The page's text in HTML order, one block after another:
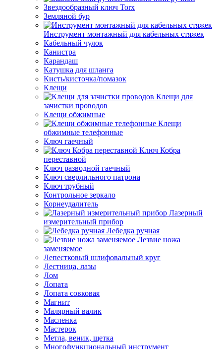
Звездообразный ключ Torx
Земляной бур
Инструмент монтажный для кабельных стяжек
Кабельный чулок
Канистра
Карандаш
Катушка для шланга
Кисть/кисточка/помазок
Клещи
Клещи для
зачистки проводов
Клещи обжимные
Клещи
обжимные телефонные
Ключ гаечный
Ключ Кобра
переставной
Ключ разводной гаечный
Ключ сверлильного патрона
Ключ трубный
Контрольное зеркало
Корнеудалитель
Лазерный
измерительный прибор
Лебедка ручная
Лезвие ножа
заменяемое
Лепестковый шлифовальный круг
Лестница, лазы
Лом
Лопата
Лопата совковая
Магнит
Малярный валик
Масленка
Мастерок
Метла, веник, щетка
Многофункциональный инструмент